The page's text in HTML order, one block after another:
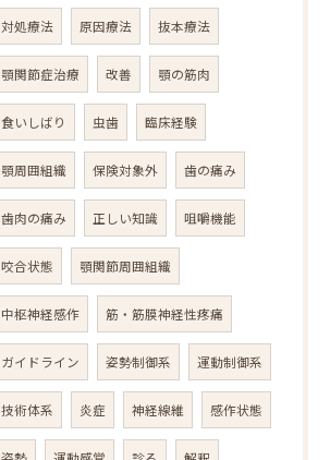
対処療法 原因療法 抜本療法
顎関節症治療 改善 顎の筋肉
食いしばり 虫歯 臨床経験
顎周囲組織 保険対象外 歯の痛み
歯肉の痛み 正しい知識 咀嚼機能
咬合状態 顎関節周囲組織
中枢神経感作 筋・筋膜神経性疼痛
ガイドライン 姿勢制御系 運動制御系
技術体系 炎症 神経線維 感作状態